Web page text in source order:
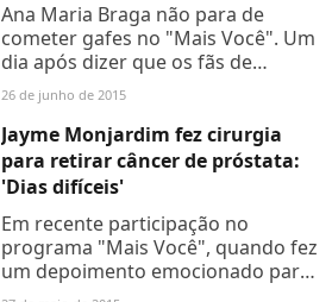
Ana Maria Braga não para de
cometer gafes no "Mais Você". Um
dia após dizer que os fãs de
Cristiano Araújo estavam dando
adeus ao cantor Leonardo, a
apresentadora voltou a trocar as...
26 de junho de 2015
Jayme Monjardim fez cirurgia
para retirar câncer de próstata:
'Dias difíceis'
Em recente participação no
programa "Mais Você", quando fez
um depoimento emocionado para
o filho Jayme Matarazzo, Jayme